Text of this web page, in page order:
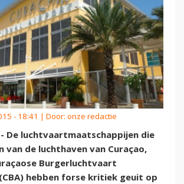
- 18:41 | Door: onze redactie
- De luchtvaartmaatschappijen die
van de luchthaven van Curaçao,
Burgerluchtvaart
hebben forse kritiek geuit op